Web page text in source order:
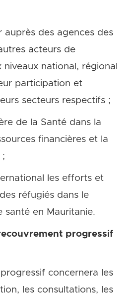
auprès des agences des
acteurs de
national, régional
participation et
secteurs respectifs ;
de la Santé dans la
financières et la
;
les efforts et
réfugiés dans le
santé en Mauritanie.
progressif
concernera les
les consultations, les